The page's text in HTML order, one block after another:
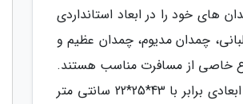
های خود را در ابعاد استانداردی
چمدان مدیوم، چمدان عظیم و
خاصی از مسافرت مناسب هستند.
به طور مثال ساک دستی که اغلب هم در دسته چمدان ها دسته بندی نمی گردد معمولاً ابعادی برابر با 43*25*22 سانتی متر